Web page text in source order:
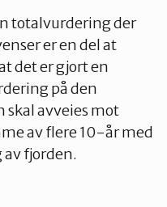
totalvurdering der
er en del at
det er gjort en
på den
avveies mot
av flere 10-år med
fjorden.